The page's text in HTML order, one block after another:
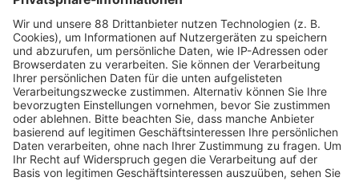
Auf Social Media teilen